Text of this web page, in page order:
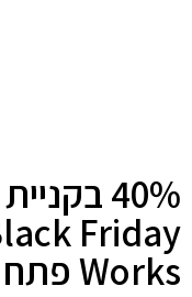
Works פתח תקווה